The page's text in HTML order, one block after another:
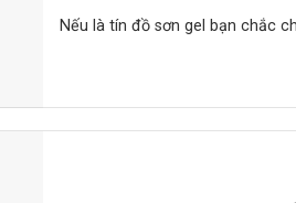
Nếu là tín đồ sơn gel bạn chắc